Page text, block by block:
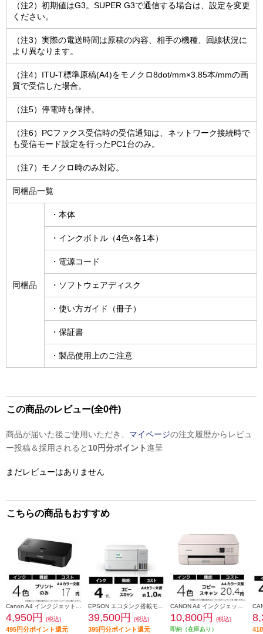
（注2）初期値はG3。SUPER G3で通信する場合は、設定を変更
ください。
（注3）実際の電送時間は原稿の内容、相手の機種、回線状況に
より異なります。
（注4）ITU-T標準原稿(A4)をモノクロ8dot/mm×3.85本/mmの画
質で受信した場合。
（注5）停電時も保持。
（注6）PCファクス受信時の受信通知は、ネットワーク接続時で
も受信モード設定を行ったPC1台のみ。
（注7）モノクロ時のみ対応。
同梱品一覧
同梱品
・本体
・インクボトル（4色×各1本）
・電源コード
・ソフトウェアディスク
・使い方ガイド（冊子）
・保証書
・製品使用上のご注意
この商品のレビュー(全0件)
商品が届いた後ご使用いただき、 マイページの注文履歴からレビュ
ー投稿＆採用されると 10円分ポイント進呈
まだレビューはありません
こちらの商品もおすすめ
4,950円 (税込)
495円分ポイント還元
39,500円 (税込)
395円分ポイント還元
10,800円
(税込)
即納（在庫あり）